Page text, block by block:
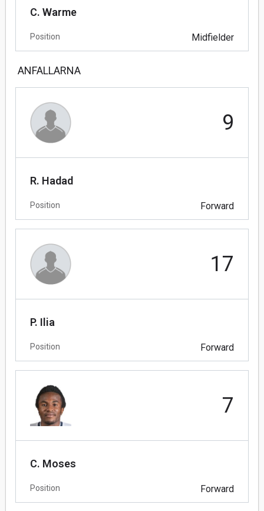
C. Warme
Position Midfielder
ANFALLARNA
9
R. Hadad
Position Forward
17
P. Ilia
Position Forward
7
C. Moses
Position Forward